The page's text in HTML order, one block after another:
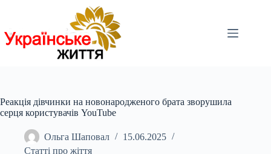
Реакція дівчинки на новонародженого брата зворушила
серця користувачів YouTube
Ольга Шаповал
15.06.2025
Статті про жіття